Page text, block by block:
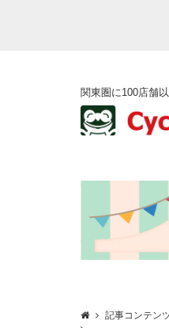
関東圏に100店舗
記事コンテン